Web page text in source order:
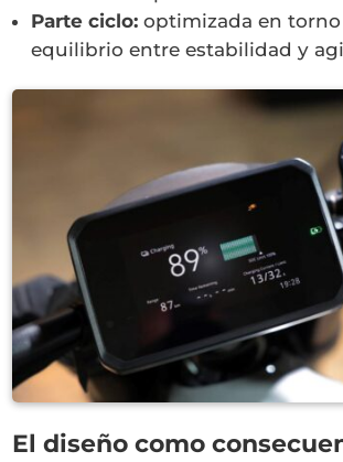
Parte ciclo: optimizada en
equilibrio entre estabilidad y
El diseño como